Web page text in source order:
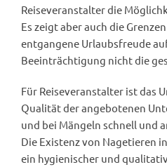
Reiseveranstalter die
Es zeigt aber auch die
entgangene Urlaubsfreude
Beeinträchtigung nicht die
Für Reiseveranstalter ist das
Qualität der angebotenen
und bei Mängeln schnell und
Die Existenz von Nagetieren
ein hygienischer und